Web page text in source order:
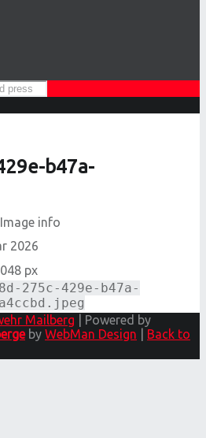
b47a-
Image info
2026
px
275c-429e-b47a-
Mailberg
Powered by
by WebMan Design
Back to